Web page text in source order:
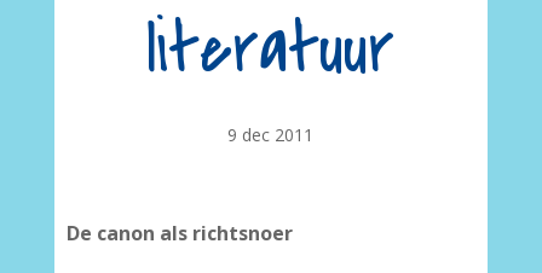
literatuur
9 dec 2011
De canon als richtsnoer